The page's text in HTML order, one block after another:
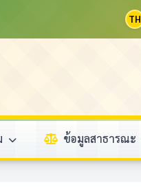
TH
ข้อมูลสาธารณะ